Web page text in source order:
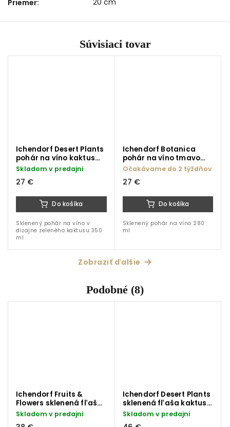
Priemer: 20 cm
Súvisiaci tovar
Ichendorf Desert Plants
pohár na víno kaktus
zelený 350 ml
Skladom v predajni
27 €
Do košíka
Sklenený pohár na víno v
dizajne zeleného kaktusu 350
ml
Ichendorf Botanica
pohár na víno tmavo
modrý kvet 280 ml
Očakávame do 2 týždňov
27 €
Do košíka
Sklenený pohár na víno 280
ml
Zobraziť ďalšie
Podobné (8)
Ichendorf Fruits &
Flowers sklenená fľaša
ananás 1100 ml
Skladom v predajni
Ichendorf Desert Plants
sklenená fľaša kaktus
zelený s bodkami 1150
Skladom v predajni